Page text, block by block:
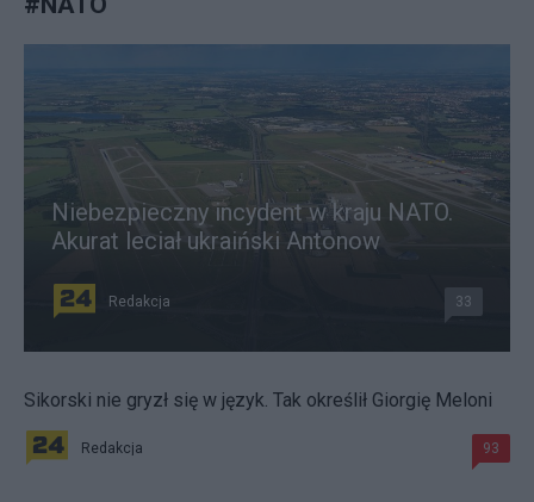
Niebezpieczny incydent w kraju NATO.
Akurat leciał ukraiński Antonow
Redakcja 33
Sikorski nie gryzł się w język. Tak określił Giorgię Meloni
Redakcja 93